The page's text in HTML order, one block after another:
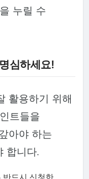
누릴 수
심하세요!
활용하기 위해
트들을
아야 하는
합니다.